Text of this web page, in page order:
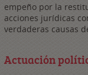
empeño por la
acciones jurídicas
verdaderas causas
Actuación